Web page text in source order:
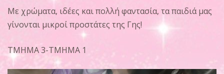
Με χρώματα, ιδέες και πολλή φαντασία, τα παιδιά μας
γίνονται μικροί προστάτες της Γης!
ΤΜΗΜΑ 3-ΤΜΗΜΑ 1